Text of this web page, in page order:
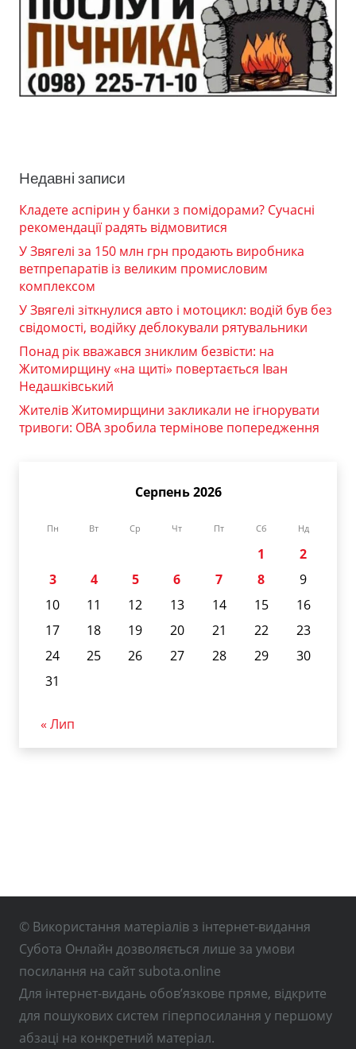
Недавні записи
Кладете аспірин у банки з помідорами? Сучасні
рекомендації радять відмовитися
У Звягелі за 150 млн грн продають виробника
ветпрепаратів із великим промисловим
комплексом
У Звягелі зіткнулися авто і мотоцикл: водій був без
свідомості, водійку деблокували рятувальники
Понад рік вважався зниклим безвісти: на
Житомирщину «на щиті» повертається Іван
Недашківський
Жителів Житомирщини закликали не ігнорувати
тривоги: ОВА зробила термінове попередження
Серпень 2026
Пн Вт Ср Чт Пт Сб Нд
1
2
3
4 5 6 7 8
9
10
11 12 13 14 15
16
17
18 19 20 21 22
23
24
25 26 27 28 29
30
31
« Лип
© Використання матеріалів з інтернет-видання
Субота Онлайн дозволяється лише за умови
посилання на сайт subota.online
Для інтернет-видань обов’язкове пряме, відкрите
для пошукових систем гіперпосилання у першому
абзаці на конкретний матеріал.